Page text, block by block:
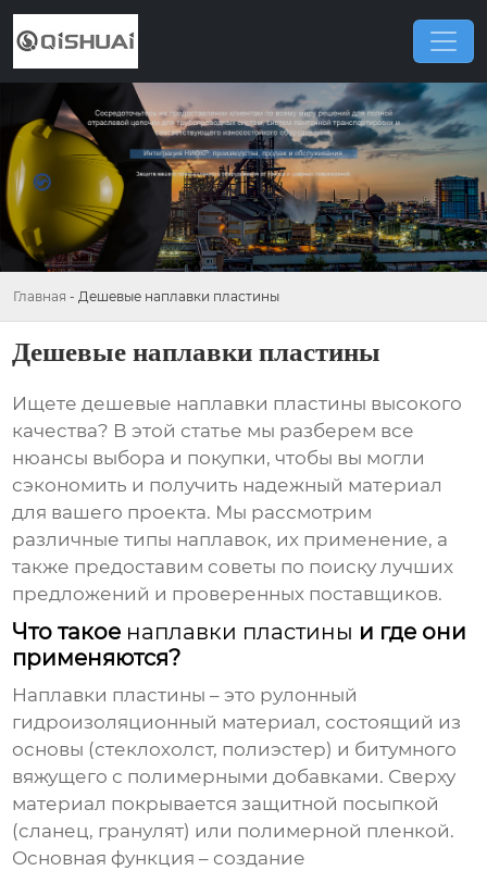
Главная - Дешевые наплавки пластины
Дешевые наплавки пластины
Ищетедешевые наплавки пластины высокого
качества? В этой статье мы разберем все
нюансы выбора и покупки, чтобы вы могли
сэкономить и получить надежный материал
для вашего проекта. Мы рассмотрим
различные типы наплавок, их применение, а
также предоставим советы по поиску лучших
предложений и проверенных поставщиков.
Что такое наплавки пластины и где они
применяются?
Наплавки пластины – это рулонный
гидроизоляционный материал, состоящий из
основы (стеклохолст, полиэстер) и битумного
вяжущего с полимерными добавками. Сверху
материал покрывается защитной посыпкой
(сланец, гранулят) или полимерной пленкой.
Основная функция – создание